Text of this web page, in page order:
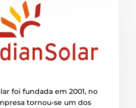
foi fundada em 2001, no
tornou-se um dos